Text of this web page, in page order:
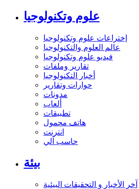
علوم وتكنولوجيا
إختراعات علوم وتكنولوجيا
عالم العلوم والتكنولوجيا
فيديو علوم وتكنولوجيا
تقارير وملفات
أخبار التكنولوجيا
حوارات وتقارير
مدونات
ألعاب
تطبيقات
هاتف محمول
انترنت
حاسب آلي
بيئة
آخر الأخبار و التحقيقات البيئية